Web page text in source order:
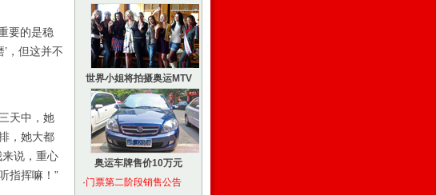
要的是稳
，但这并不
天中，她
，她大都
说，重心
指挥嘛！”
世界小姐将拍摄奥运MTV
奥运车牌售价10万元
·门票第二阶段销售公告